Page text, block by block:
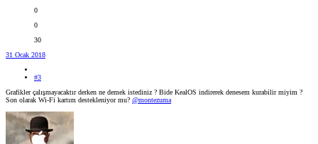
0
0
30
31 Ocak 2018
#3
Grafikler çalışmayacaktır derken ne demek istediniz ? Bide KealOS indirerek denesem kurabilir miyim ?
Son olarak Wi-Fi kartım destekleniyor mu? @montezuma